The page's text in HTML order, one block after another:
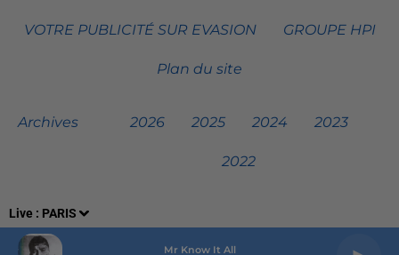
Live : PARIS
Mr Know It All
VOTRE PUBLICITÉ SUR EVASION GROUPE HPI
Plan du site
Archives 2026 2025 2024 2023
2022